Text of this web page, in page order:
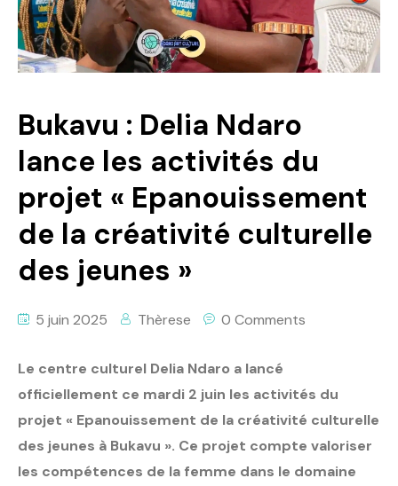
Bukavu : Delia Ndaro
lance les activités du
projet « Epanouissement
de la créativité culturelle
des jeunes »
5 juin 2025 Thèrese 0 Comments
Le centre culturel Delia Ndaro a lancé
officiellement ce mardi 2 juin les activités du
projet « Epanouissement de la créativité culturelle
des jeunes à Bukavu ». Ce projet compte valoriser
les compétences de la femme dans le domaine